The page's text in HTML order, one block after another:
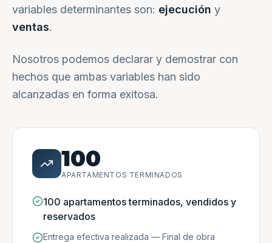
variables determinantes son: ejecución y
ventas.
Nosotros podemos declarar y demostrar con
hechos que ambas variables han sido
alcanzadas en forma exitosa.
100
APARTAMENTOS TERMINADOS
100 apartamentos terminados, vendidos y
reservados
Entrega efectiva realizada — Final de obra